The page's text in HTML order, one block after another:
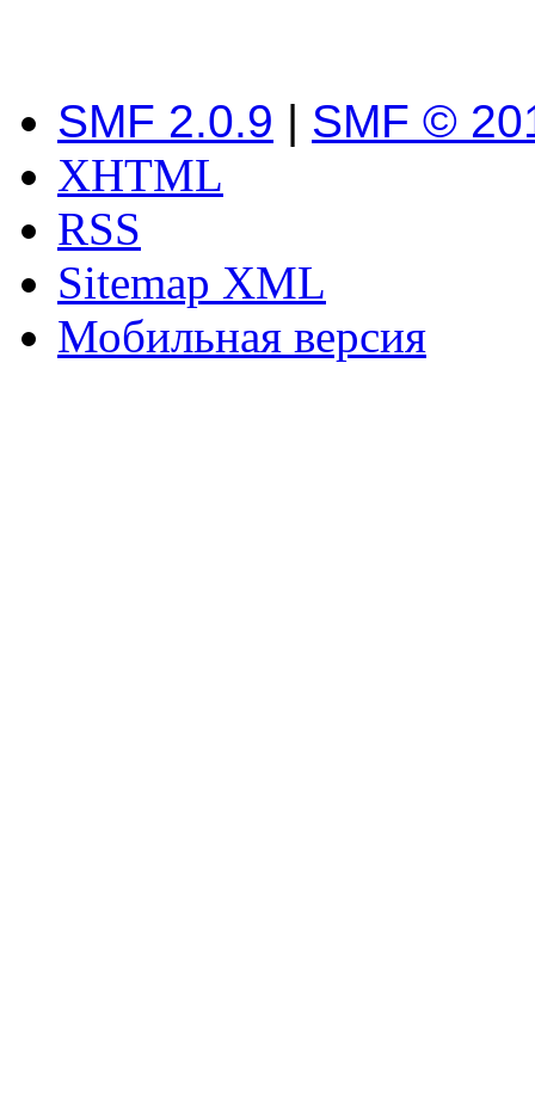
SMF 2.0.9 | SMF ©
XHTML
RSS
Sitemap XML
Мобильная версия